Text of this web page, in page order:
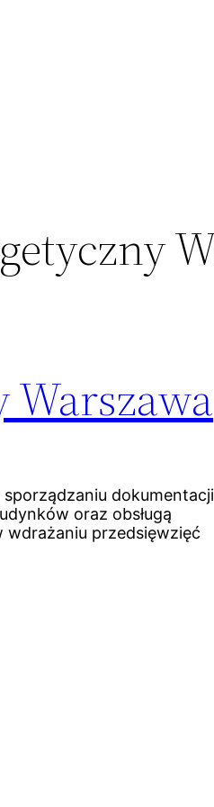
sporządzaniu dokumentacji
oraz obsługą
przedsięwzięć